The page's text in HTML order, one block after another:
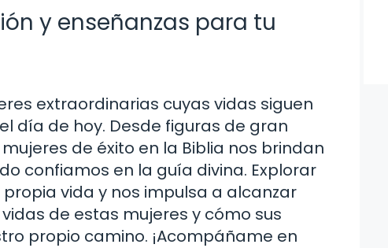
y enseñanzas para tu
extraordinarias cuyas vidas siguen
día de hoy. Desde figuras de gran
de éxito en la Biblia nos brindan
confiamos en la guía divina. Explorar
vida y nos impulsa a alcanzar
de estas mujeres y cómo sus
propio camino. ¡Acompáñame en